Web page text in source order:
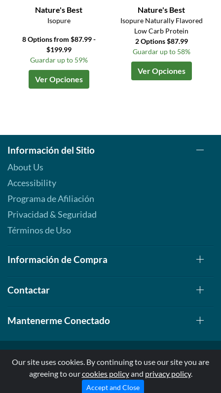
Nature's Best
Isopure
8 Options from $87.99 -
$199.99
Guardar up to 59%
Ver Opciones
Nature's Best
Isopure Naturally Flavored
Low Carb Protein
2 Options $87.99
Guardar up to 58%
Ver Opciones
Información del Sitio
About Us
Accessibility
Programa de Afiliación
Privacidad & Seguridad
Términos de Uso
Información de Compra
Contactar
Mantenerme Conectado
© 1999-2026, AllStarHealth.com | All Rights Reserved
* Estas declaraciones no han sido evaluadas por la FDA
Our site uses cookies. By continuing to use our site you are
agreeing to ourcookies policyand privacy policy.
Accept and Close